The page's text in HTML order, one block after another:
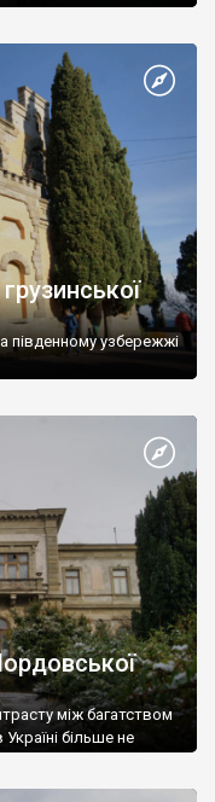
південному узбережжі
між багатством
більше не